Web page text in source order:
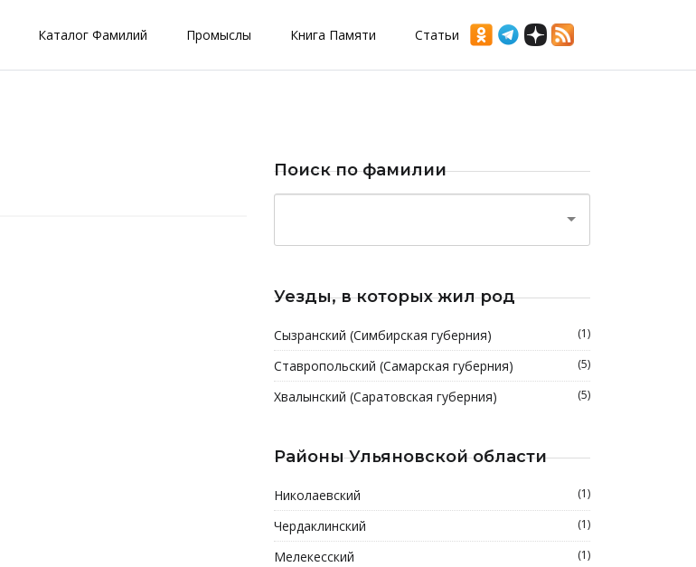
Каталог Фамилий Промыслы Книга Памяти Статьи
Поиск по фамилии
Уезды, в которых жил род
Сызранский (Симбирская губерния) (1)
Ставропольский (Самарская губерния) (5)
Хвалынский (Саратовская губерния) (5)
Районы Ульяновской области
Николаевский (1)
Чердаклинский (1)
Мелекесский (1)